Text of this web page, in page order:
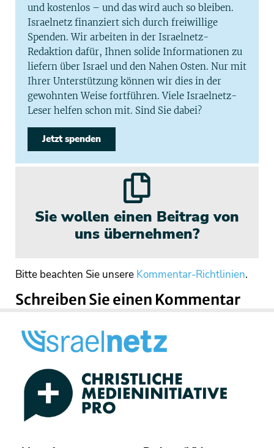
und kostenlos – und das wird auch so bleiben.
Israelnetz finanziert sich durch freiwillige
Spenden. Wir arbeiten in der Israelnetz-
Redaktion dafür, Ihnen solide Informationen zu
liefern über Israel und den Nahen Osten. Nur mit
Ihrer Unterstützung können wir dies in der
gewohnten Weise fortführen. Viele Israelnetz-
Leser helfen schon mit. Sind Sie dabei?
Jetzt spenden
Sie wollen einen Beitrag von
uns übernehmen?
Bitte beachten Sie unsere Kommentar-Richtlinien.
Schreiben Sie einen Kommentar